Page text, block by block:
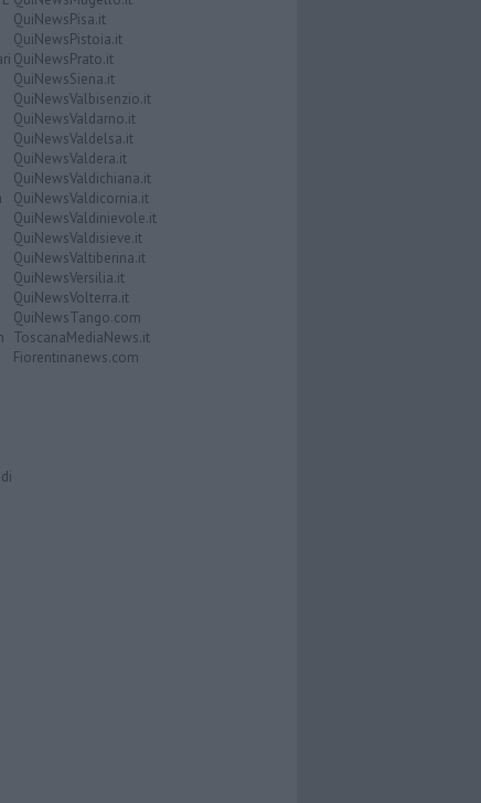
QuiNewsPisa.it
QuiNewsPistoia.it
QuiNewsPrato.it
QuiNewsSiena.it
QuiNewsValbisenzio.it
QuiNewsValdarno.it
QuiNewsValdelsa.it
QuiNewsValdera.it
QuiNewsValdichiana.it
QuiNewsValdicornia.it
QuiNewsValdinievole.it
QuiNewsValdisieve.it
QuiNewsValtiberina.it
QuiNewsVersilia.it
QuiNewsVolterra.it
QuiNewsTango.com
ToscanaMediaNews.it
Fiorentinanews.com